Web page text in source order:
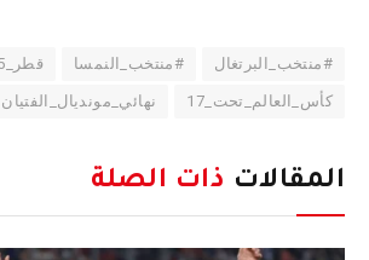
#منتخب_البرتغال #منتخب_النمسا قطر_2025
كأس_العالم_تحت_17 نهائي_مونديال_الفتيان
المقالات ذات الصلة